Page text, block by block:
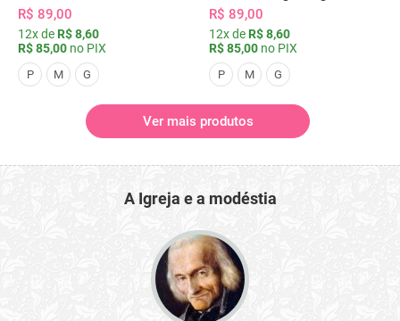
R$ 89,00
12x de R$ 8,60
R$ 85,00 no PIX
P M G
R$ 89,00
12x de R$ 8,60
R$ 85,00 no PIX
P M G
Ver mais produtos
A Igreja e a modéstia